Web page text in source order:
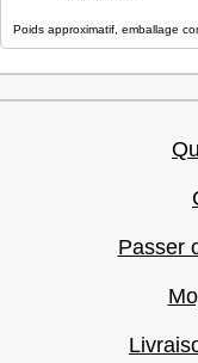
Poids approximatif, emballage
Passer